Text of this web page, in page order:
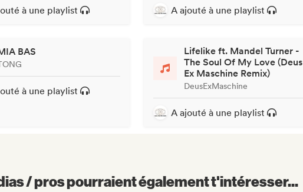
à une playlist A ajouté à une playlist
BAS
à une playlist
Lifelike ft. Mandel Turner -
The Soul Of My Love (Deus
Ex Maschine Remix)
DeusExMaschine
A ajouté à une playlist
/ pros pourraient également t'intéresser...